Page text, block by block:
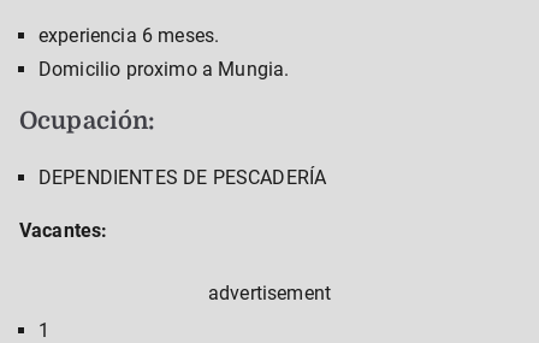
experiencia 6 meses.
Domicilio proximo a Mungia.
Ocupación:
DEPENDIENTES DE PESCADERÍA
Vacantes:
advertisement
1